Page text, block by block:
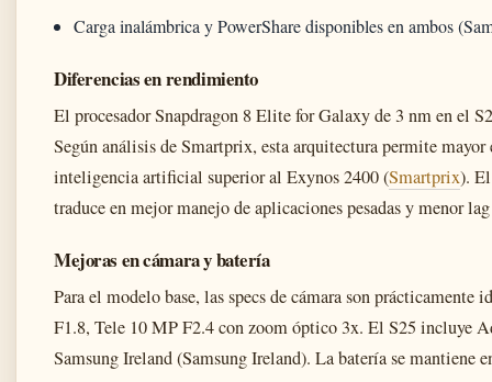
Carga inalámbrica y PowerShare disponibles en ambos
Diferencias en rendimiento
El procesador Snapdragon 8 Elite for Galaxy de 3 nm en el
Según análisis de Smartprix, esta arquitectura permite
inteligencia artificial superior al Exynos 2400 (Smartprix).
traduce en mejor manejo de aplicaciones pesadas y menor
Mejoras en cámara y batería
Para el modelo base, las specs de cámara son
F1.8, Tele 10 MP F2.4 con zoom óptico 3x. El S25 incluye
Samsung Ireland (Samsung Ireland). La batería se mantiene